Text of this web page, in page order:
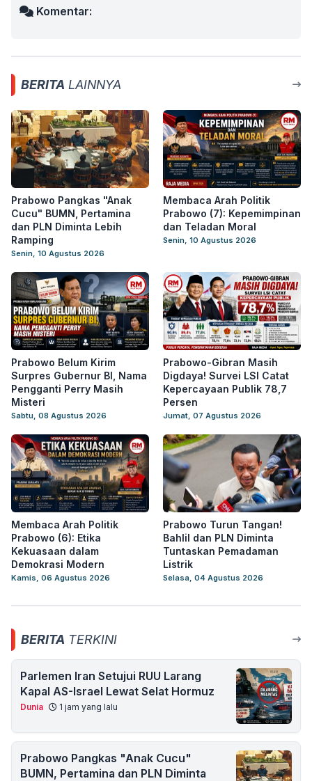
Komentar:
BERITA LAINNYA
Prabowo Pangkas "Anak
Cucu" BUMN, Pertamina
dan PLN Diminta Lebih
Ramping
Senin, 10 Agustus 2026
Membaca Arah Politik
Prabowo (7): Kepemimpinan
dan Teladan Moral
Senin, 10 Agustus 2026
Prabowo Belum Kirim
Surpres Gubernur BI, Nama
Pengganti Perry Masih
Misteri
Sabtu, 08 Agustus 2026
Prabowo-Gibran Masih
Digdaya! Survei LSI Catat
Kepercayaan Publik 78,7
Persen
Jumat, 07 Agustus 2026
Membaca Arah Politik
Prabowo (6): Etika
Kekuasaan dalam
Demokrasi Modern
Kamis, 06 Agustus 2026
Prabowo Turun Tangan!
Bahlil dan PLN Diminta
Tuntaskan Pemadaman
Listrik
Selasa, 04 Agustus 2026
BERITA TERKINI
Parlemen Iran Setujui RUU Larang
Kapal AS-Israel Lewat Selat Hormuz
Dunia 1 jam yang lalu
Prabowo Pangkas "Anak Cucu"
BUMN, Pertamina dan PLN Diminta